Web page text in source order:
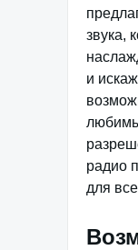
звука,
и
радио
для